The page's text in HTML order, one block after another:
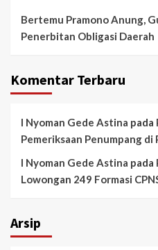
Bertemu Pramono Anung,
Penerbitan Obligasi Daerah
Komentar Terbaru
I Nyoman Gede Astina pada
Pemeriksaan Penumpang di
I Nyoman Gede Astina pada
Lowongan 249 Formasi
Arsip